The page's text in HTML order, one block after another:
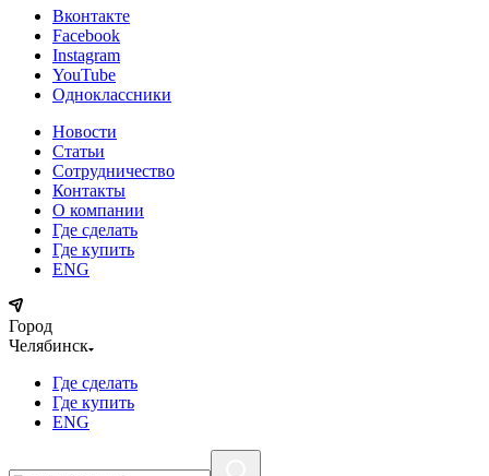
Вконтакте
Facebook
Instagram
YouTube
Одноклассники
Новости
Статьи
Сотрудничество
Контакты
О компании
Где сделать
Где купить
ENG
Город
Челябинск
Где сделать
Где купить
ENG